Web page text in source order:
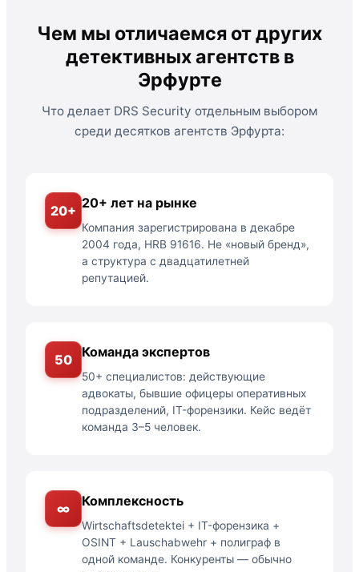
Чем мы отличаемся от других
детективных агентств в
Эрфурте
Что делает DRS Security отдельным выбором
среди десятков агентств Эрфурта:
20+ 20+ лет на рынке
Компания зарегистрирована в декабре
2004 года, HRB 91616. Не «новый бренд»,
а структура с двадцатилетней
репутацией.
50 Команда экспертов
50+ специалистов: действующие
адвокаты, бывшие офицеры оперативных
подразделений, IT-форензики. Кейс ведёт
команда 3–5 человек.
∞ Комплексность
Wirtschaftsdetektei + IT-форензика +
OSINT + Lauschabwehr + полиграф в
одной команде. Конкуренты — обычно